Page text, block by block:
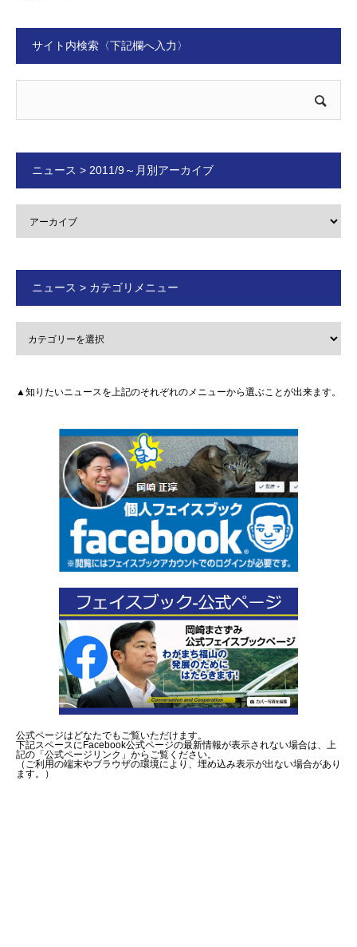
サイト内検索〈下記欄へ入力〉
ニュース > 2011/9～月別アーカイブ
ニュース > カテゴリメニュー
▲知りたいニュースを上記のそれぞれのメニューから選ぶことが出来ます。
公式ページはどなたでもご覧いただけます。
下記スペースにFacebook公式ページの最新情報が表示されない場合は、上
記の「公式ページリンク」からご覧ください。
（ご利用の端末やブラウザの環境により、埋め込み表示が出ない場合があり
ます。）